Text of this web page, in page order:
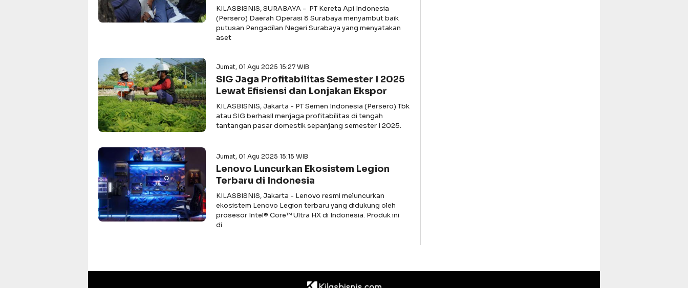
KILASBISNIS, SURABAYA - PT Kereta Api Indonesia
(Persero) Daerah Operasi 8 Surabaya menyambut baik
putusan Pengadilan Negeri Surabaya yang menyatakan
aset
Jumat, 01 Agu 2025 15:27 WIB
SIG Jaga Profitabilitas Semester I 2025
Lewat Efisiensi dan Lonjakan Ekspor
KILASBISNIS, Jakarta - PT Semen Indonesia (Persero) Tbk
atau SIG berhasil menjaga profitabilitas di tengah
tantangan pasar domestik sepanjang semester I 2025.
Jumat, 01 Agu 2025 15:15 WIB
Lenovo Luncurkan Ekosistem Legion
Terbaru di Indonesia
KILASBISNIS, Jakarta - Lenovo resmi meluncurkan
ekosistem Lenovo Legion terbaru yang didukung oleh
prosesor Intel® Core™ Ultra HX di Indonesia. Produk ini
di